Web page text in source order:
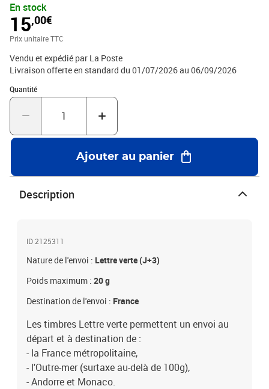
service client par la rubrique «Aide et Contact» sur le Site ou en
envoyant le formulaire de rétractation figurant en annexe 1 des
CGV par voie postale : Service Client Internet - La Boutique - 99
En stock
15,00€
Prix unitaire TTC
Vendu et expédié par La Poste
Livraison offerte en standard du 01/07/2026 au 06/09/2026
Quantité
Quantité : 1
Ajouter au panier
Description
ID 2125311
Nature de l'envoi : Lettre verte (J+3)
Poids maximum : 20 g
Destination de l'envoi : France
Les timbres Lettre verte permettent un envoi au
départ et à destination de :
- la France métropolitaine,
- l'Outre-mer (surtaxe au-delà de 100g),
- Andorre et Monaco.